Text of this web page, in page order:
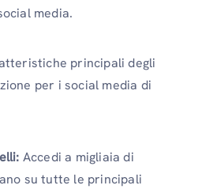
media.
principali degli
per i social media di
Accedi a migliaia di
su tutte le principali